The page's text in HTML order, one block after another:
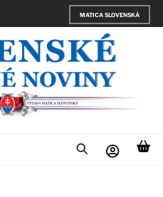
MATICA SLOVENSKÁ